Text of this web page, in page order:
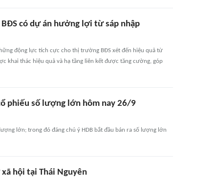
có dự án hưởng lợi từ sáp nhập
động lực tích cực cho thị trường BĐS xét đến hiệu quả từ
khai thác hiệu quả và hạ tầng liên kết được tăng cường, góp
phiếu số lượng lớn hôm nay 26/9
lớn; trong đó đáng chú ý HDB bắt đầu bán ra số lượng lớn
hội tại Thái Nguyên